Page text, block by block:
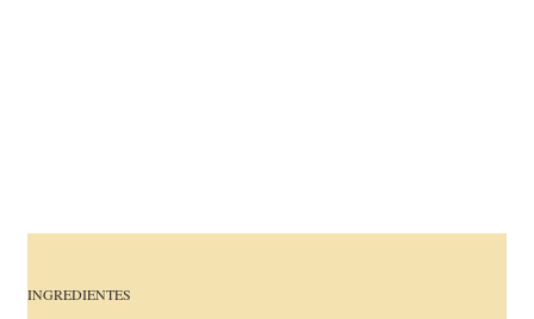
INGREDIENTES